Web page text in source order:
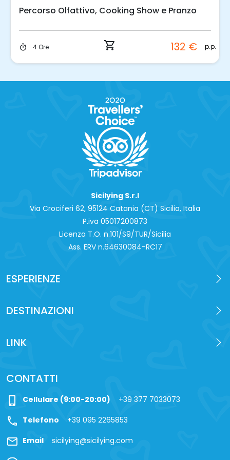
Percorso Olfattivo, Cooking Show e Pranzo
timer 4 Ore shopping_cart 132 € p.p.
Sicilying S.r.l
Via Crociferi 62, 95124 Catania (CT) Sicilia, Italia
P.iva 0‍5017200873
Licenza T.O. n.101/S9/TUR/Sicilia
Ass. ERV n.64630084-RC17
ESPERIENZE
DESTINAZIONI
LINK
CONTATTI
phone_iphone Cellulare (9:00-20:00) +39 377 7033073
call Telefono +39 095 2265853
mail Email sicilying@sicilying.com